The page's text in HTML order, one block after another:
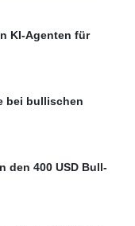
KI-Agenten für
bei bullischen
den 400 USD Bull-